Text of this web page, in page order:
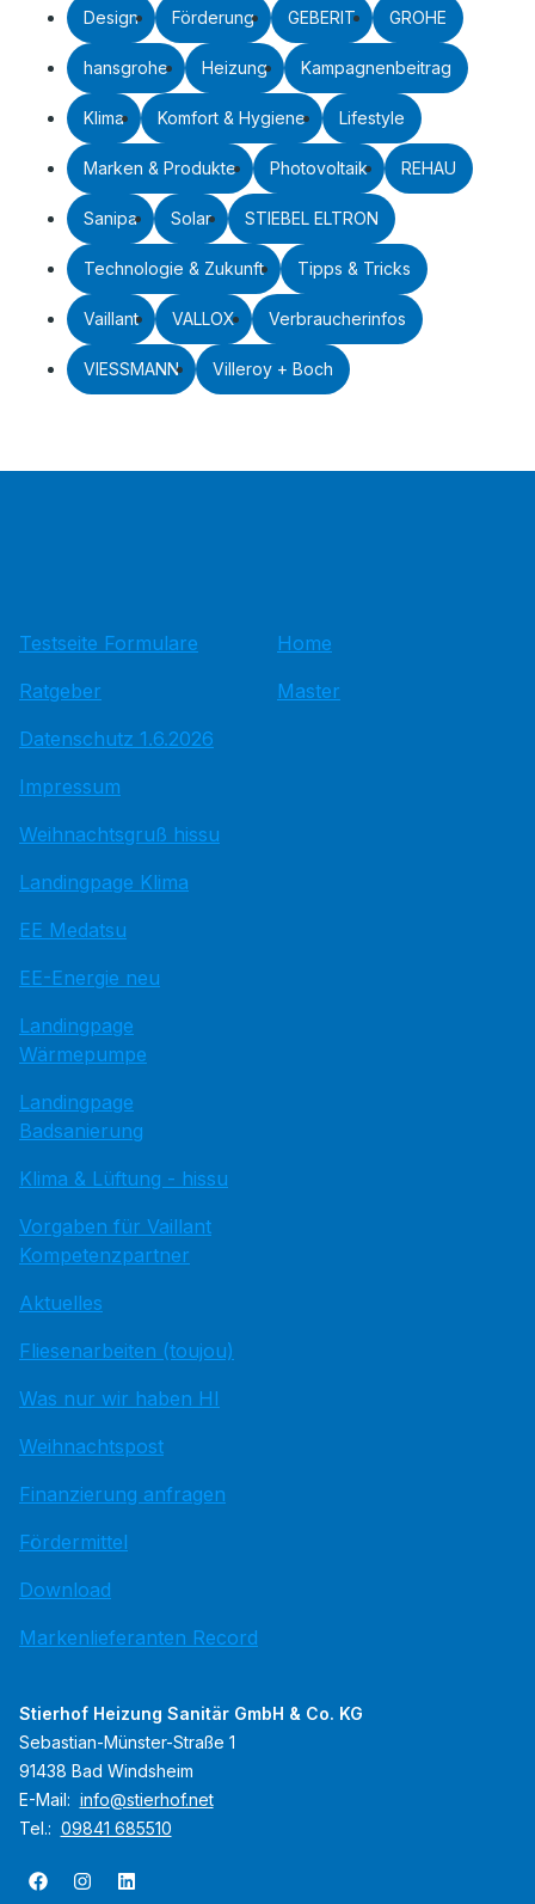
Design Förderung GEBERIT GROHE
hansgrohe Heizung Kampagnenbeitrag
Klima Komfort & Hygiene Lifestyle
Marken & Produkte Photovoltaik REHAU
Sanipa Solar STIEBEL ELTRON
Technologie & Zukunft Tipps & Tricks
Vaillant VALLOX Verbraucherinfos
VIESSMANN Villeroy + Boch
Testseite Formulare
Ratgeber
Datenschutz 1.6.2026
Impressum
Weihnachtsgruß hissu
Landingpage Klima
EE Medatsu
EE-Energie neu
Landingpage
Wärmepumpe
Landingpage
Badsanierung
Klima & Lüftung - hissu
Vorgaben für Vaillant
Kompetenzpartner
Aktuelles
Fliesenarbeiten (toujou)
Was nur wir haben HI
Weihnachtspost
Finanzierung anfragen
Fördermittel
Download
Markenlieferanten Record
Home
Master
Stierhof Heizung Sanitär GmbH & Co. KG
Sebastian-Münster-Straße 1
91438 Bad Windsheim
E-Mail: info@stierhof.net
Tel.: 09841 685510